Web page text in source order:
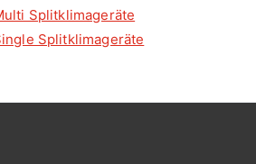
Splitklimageräte
Splitklimageräte